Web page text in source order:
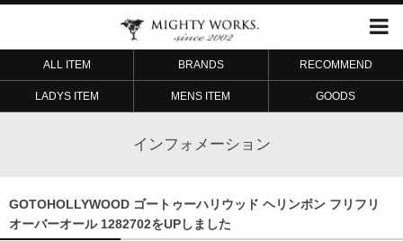
ALL ITEM BRANDS RECOMMEND
LADYS ITEM MENS ITEM GOODS
インフォメーション
GOTOHOLLYWOOD ゴートゥーハリウッド ヘリンボン フリフリ
オーバーオール 1282702をUPしました